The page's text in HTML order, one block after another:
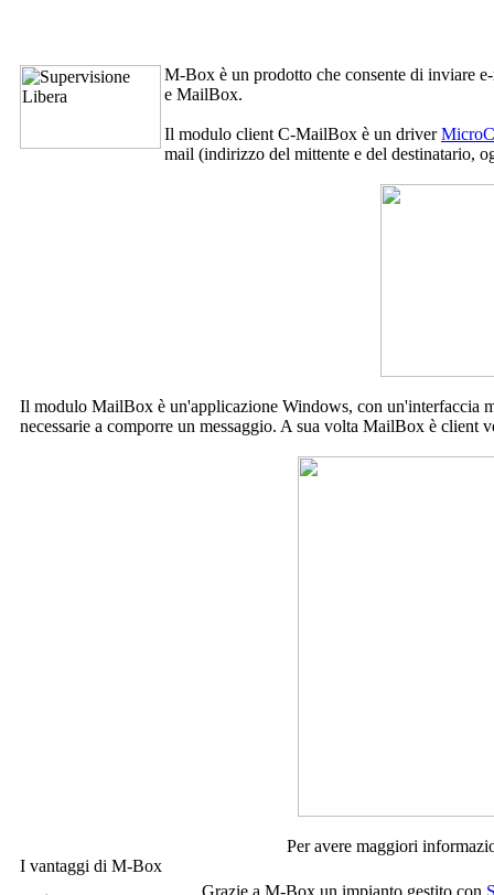
M-Box è un prodotto che consente di inviare
e MailBox.
Il modulo client C-MailBox è un driverMicroC
mail (indirizzo del mittente e del destinatario,
Il modulo MailBox è un'applicazione Windows, con un'interfaccia
necessarie a comporre un messaggio. A sua volta MailBox è client
Per avere maggiori
I vantaggi di M-Box
Grazie a M-Box un impianto gestito con